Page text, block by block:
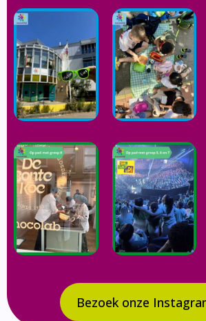
Bezoek onze